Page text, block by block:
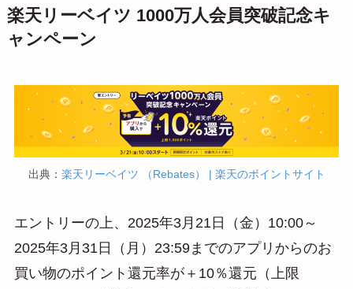
楽天リーベイツ 1000万人会員突破記念キ
ャンペーン
出典： 楽天リーベイツ （Rebates） | 楽天のポイントサイト
エントリーの上、2025年3月21日（金）10:00～
2025年3月31日（月）23:59までのアプリからのお
買い物のポイント還元率が＋10％還元（上限